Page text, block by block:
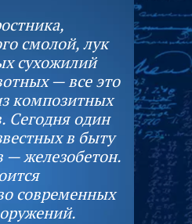
смолой, лук
сухожилий
— все это
композитных
Сегодня один
в быту
— железобетон.
современных